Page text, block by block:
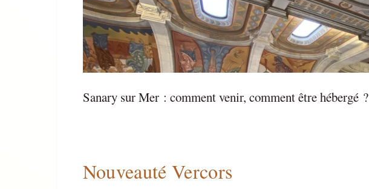
Sanary sur Mer : comment venir, comment être hébergé ?
Nouveauté Vercors